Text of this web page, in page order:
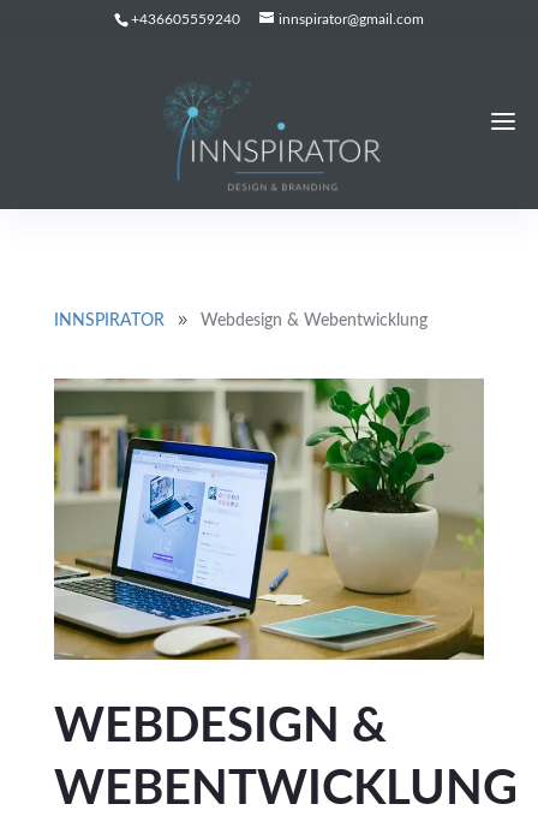
+436605559240 innspirator@gmail.com
INNSPIRATOR 9 Webdesign & Webentwicklung
WEBDESIGN &
WEBENTWICKLUNG